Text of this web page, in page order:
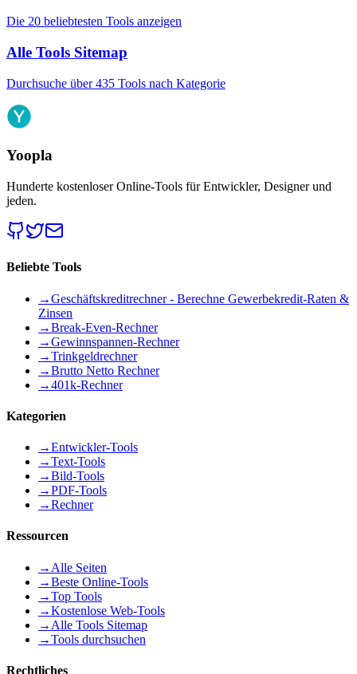
Die 20 beliebtesten Tools anzeigen
Alle Tools Sitemap
Durchsuche über 435 Tools nach Kategorie
Yoopla
Hunderte kostenloser Online-Tools für Entwickler, Designer und
jeden.
Beliebte Tools
→Geschäftskreditrechner - Berechne Gewerbekredit-Raten &
Zinsen
→Break-Even-Rechner
→Gewinnspannen-Rechner
→Trinkgeldrechner
→Brutto Netto Rechner
→401k-Rechner
Kategorien
→Entwickler-Tools
→Text-Tools
→Bild-Tools
→PDF-Tools
→Rechner
Ressourcen
→ Alle Seiten
→Beste Online-Tools
→Top Tools
→Kostenlose Web-Tools
→ Alle Tools Sitemap
→Tools durchsuchen
Rechtliches